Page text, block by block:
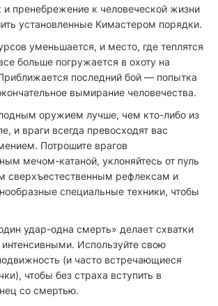
и пренебрежение к человеческой жизни
установленные Кимастером порядки.
уменьшается, и место, где теплятся
больше погружается в охоту на
последний бой — попытка
вымирание человечества.
оружием лучше, чем кто-либо из
и враги всегда превосходят вас
Потрошите врагов
мечом-катаной, уклоняйтесь от пуль
сверхъестественным рефлексам и
специальные техники, чтобы
удар-одна смерть» делает схватки
Используйте свою
(и часто встречающиеся
чтобы без страха вступить в
со смертью.